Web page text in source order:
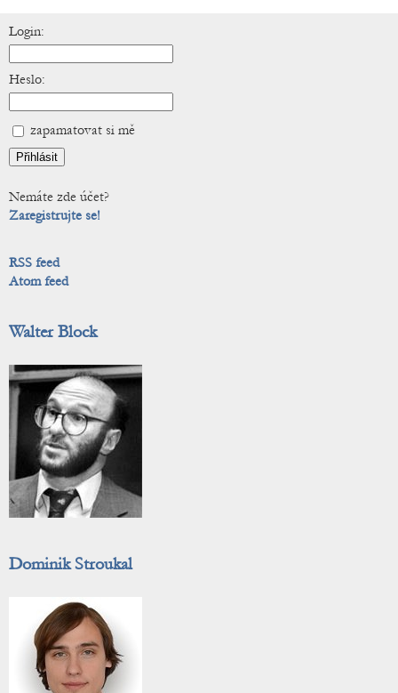
Login:
Heslo:
zapamatovat si mě
Nemáte zde účet?
Zaregistrujte se!
RSS feed
Atom feed
Walter Block
Dominik Stroukal